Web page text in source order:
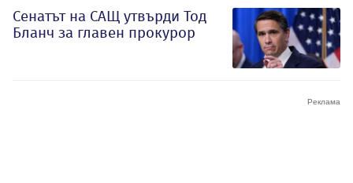
Сенатът на САЩ утвърди Тод
Бланч за главен прокурор